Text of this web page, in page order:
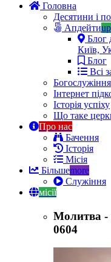
Головна
Десятини і
Апдейти
Блог
Київ,
Блог
Всі
Богослужіння
Інтернет
Історія успіху
Що таке
Про нас
Бачення
Історія
Місія
Більшеmore
Служіння
місії
Молитва -
0604